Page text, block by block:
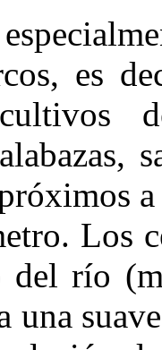
es
Los
del río
una